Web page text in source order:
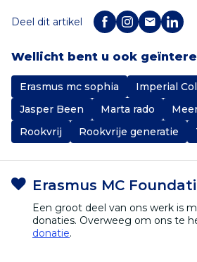
Deel dit artikel
Wellicht bent u ook
Erasmus mc sophia
Imperial
Jasper Been
Marta rado
Rookvrij
Rookvrije generatie
Erasmus MC
Een groot deel van ons werk is
donaties. Overweeg om ons te
donatie.